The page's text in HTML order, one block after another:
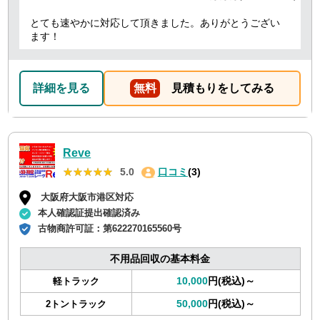
とても速やかに対応して頂きました。ありがとうござい
ます！
詳細を見る 無料 見積もりをしてみる
Reve
★★★★★
★★★★★ 5.0 口コミ (3)
大阪府大阪市港区対応
本人確認証提出確認済み
古物商許可証：第622270165560号
不用品回収の基本料金
軽トラック 10,000円(税込)～
2トントラック 50,000円(税込)～